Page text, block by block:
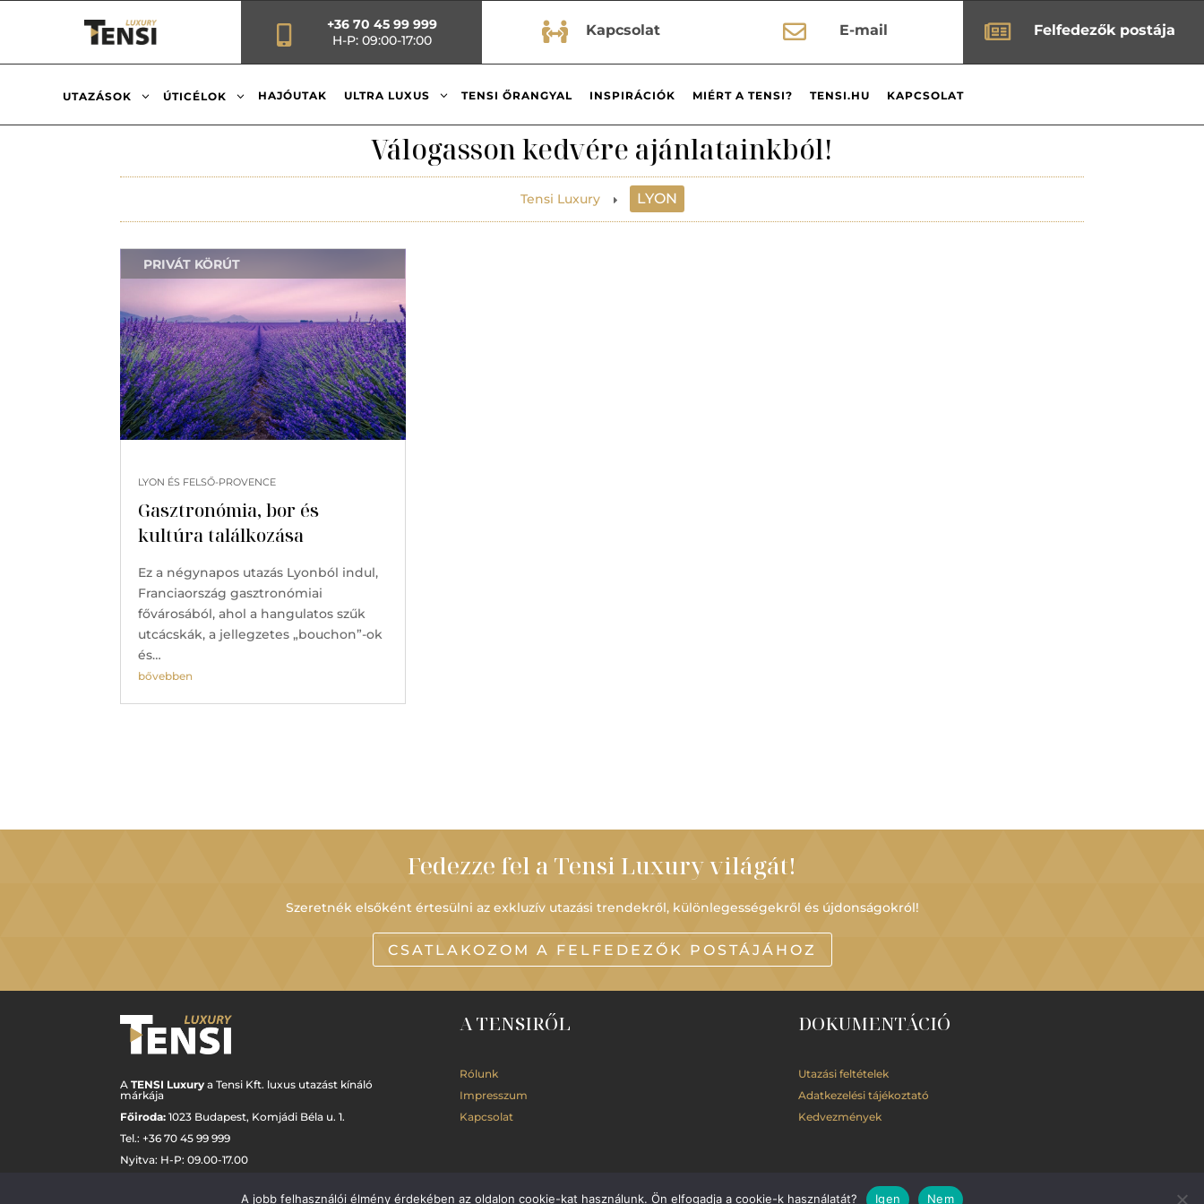
+36 70 45 99 999
H-P: 09:00-17:00
 Kapcsolat  Felfedezők postája
 E-mail
UTAZÁSOK 3 ÚTICÉLOK 3 HAJÓUTAK ULTRA LUXUS 3 TENSI ŐRANGYAL INSPIRÁCIÓK MIÉRT A TENSI? TENSI.HU KAPCSOLAT
Válogasson kedvére ajánlatainkból!
Tensi Luxury E LYON
Gasztronómia, bor és
kultúra találkozása
LYON ÉS FELSŐ-PROVENCE
PRIVÁT KÖRÚT
Ez a négynapos utazás Lyonból indul,
Franciaország gasztronómiai
fővárosából, ahol a hangulatos szűk
utcácskák, a jellegzetes „bouchon”-ok
és…
bővebben
Fedezze fel a Tensi Luxury világát!
Szeretnék elsőként értesülni az exkluzív utazási trendekről, különlegességekről és újdonságokról!
CSATLAKOZOM A FELFEDEZŐK POSTÁJÁHOZ
ATENSI Luxury a Tensi Kft. luxus utazást kínáló
márkája
Főiroda:1023 Budapest, Komjádi Béla u. 1.
Tel.: +36 70 45 99 999
Nyitva: H-P: 09.00-17.00
A TENSIRŐL
Rólunk
Impresszum
Kapcsolat
DOKUMENTÁCIÓ
Utazási feltételek
Adatkezelési tájékoztató
Kedvezmények
A jobb felhasználói élmény érdekében az oldalon cookie-kat használunk. Ön elfogadja a cookie-k használatát? Igen Nem